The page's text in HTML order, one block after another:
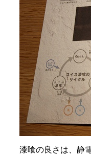
漆喰の良さは、静